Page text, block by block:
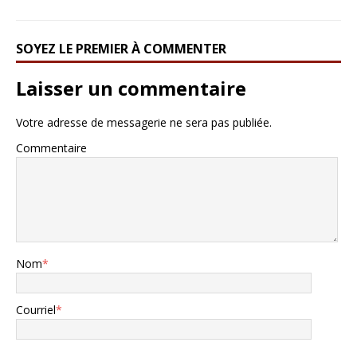
SOYEZ LE PREMIER À COMMENTER
Laisser un commentaire
Votre adresse de messagerie ne sera pas publiée.
Commentaire
Nom*
Courriel*